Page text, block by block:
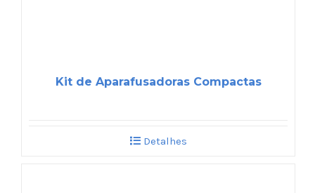
Kit de Aparafusadoras Compactas
Detalhes